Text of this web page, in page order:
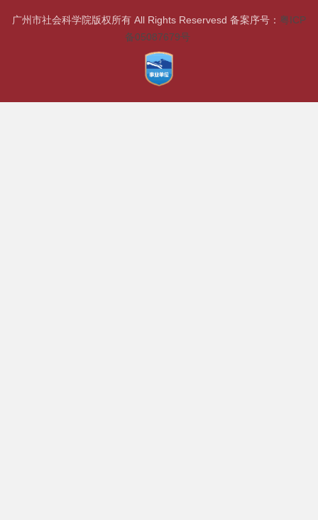
广州市社会科学院版权所有 All Rights Reservesd 备案序号： 粤ICP
备05087679号